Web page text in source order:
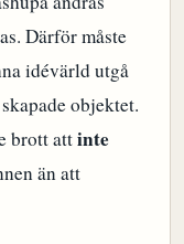
Därför måste
idévärld utgå
objektet.
brott attinte
än att